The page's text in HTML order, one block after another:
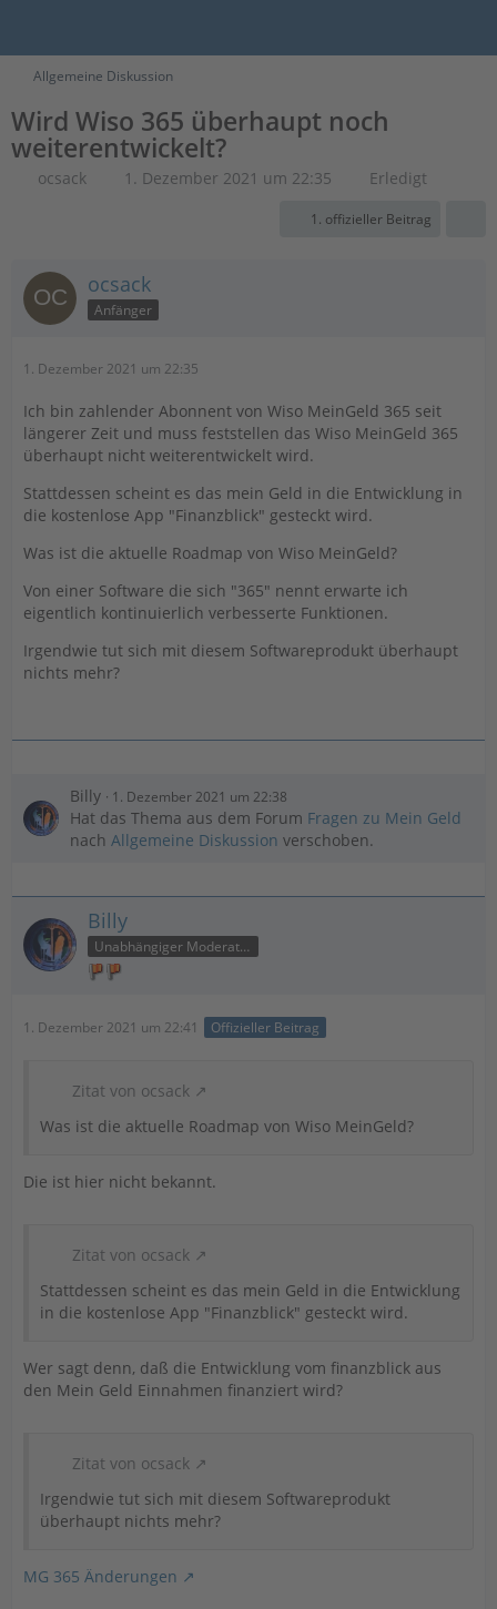
Allgemeine Diskussion
Wird Wiso 365 überhaupt noch
weiterentwickelt?
ocsack 1. Dezember 2021 um 22:35 Erledigt
1. offizieller Beitrag
ocsack
Anfänger
1. Dezember 2021 um 22:35
Ich bin zahlender Abonnent von Wiso MeinGeld 365 seit
längerer Zeit und muss feststellen das Wiso MeinGeld 365
überhaupt nicht weiterentwickelt wird.
Stattdessen scheint es das mein Geld in die Entwicklung in
die kostenlose App "Finanzblick" gesteckt wird.
Was ist die aktuelle Roadmap von Wiso MeinGeld?
Von einer Software die sich "365" nennt erwarte ich
eigentlich kontinuierlich verbesserte Funktionen.
Irgendwie tut sich mit diesem Softwareprodukt überhaupt
nichts mehr?
Billy 1. Dezember 2021 um 22:38
Hat das Thema aus dem Forum Fragen zu Mein Geld
nach Allgemeine Diskussion verschoben.
Billy
Unabhängiger Moderator
1. Dezember 2021 um 22:41 Offizieller Beitrag
Zitat von ocsack
Was ist die aktuelle Roadmap von Wiso MeinGeld?
Die ist hier nicht bekannt.
Zitat von ocsack
Stattdessen scheint es das mein Geld in die Entwicklung
in die kostenlose App "Finanzblick" gesteckt wird.
Wer sagt denn, daß die Entwicklung vom finanzblick aus
den Mein Geld Einnahmen finanziert wird?
Zitat von ocsack
Irgendwie tut sich mit diesem Softwareprodukt
überhaupt nichts mehr?
MG 365 Änderungen